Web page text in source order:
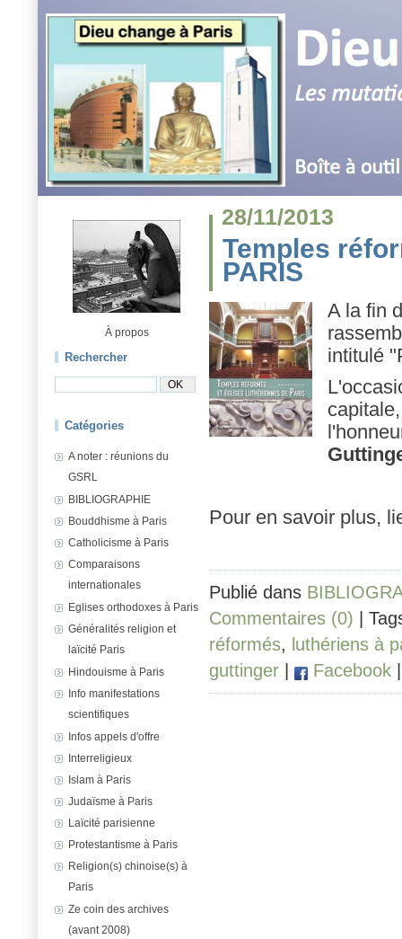
À propos
Rechercher
Catégories
A noter : réunions du
GSRL
BIBLIOGRAPHIE
Bouddhisme à Paris
Catholicisme à Paris
Comparaisons
internationales
Eglises orthodoxes à Paris
Généralités religion et
laïcité Paris
Hindouisme à Paris
Info manifestations
scientifiques
Infos appels d'offre
Interreligieux
Islam à Paris
Judaïsme à Paris
Laïcité parisienne
Protestantisme à Paris
Religion(s) chinoise(s) à
Paris
Ze coin des archives
(avant 2008)
28/11/2013
Temples
PARIS
A la fin
intitulé
Pour en savoir plus,
Publié dans
Commentaires (0) |
réformés, luthériens à
guttinger
Facebook